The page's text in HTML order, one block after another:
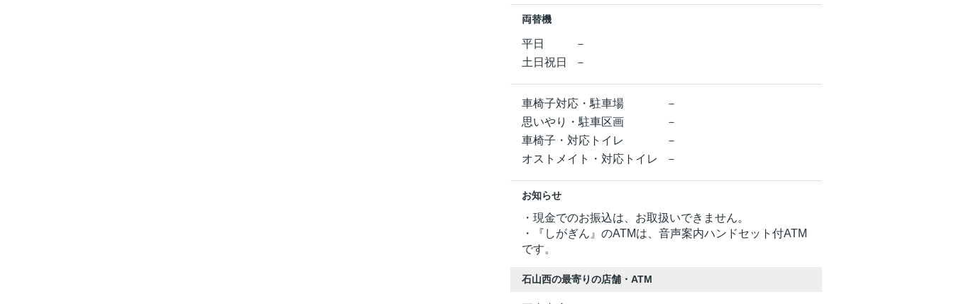
両替機
平日
－
土日祝日
－
車椅子対応・駐車場
－
思いやり・駐車区画
－
車椅子・対応トイレ
－
オストメイト・対応トイレ
－
お知らせ
・現金でのお振込は、お取扱いできません。
・『しがぎん』のATMは、音声案内ハンドセット付ATM
です。
石山西の最寄りの店舗・ATM